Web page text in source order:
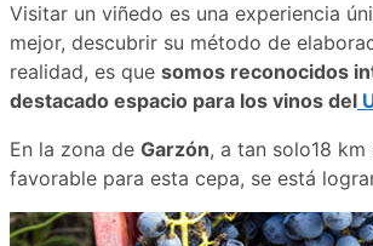
Visitar un viñedo es una experiencia
mejor, descubrir su método de
realidad, es que somos reconocidos
destacado espacio para los vinos del
En la zona de Garzón, a tan solo18
favorable para esta cepa, se está